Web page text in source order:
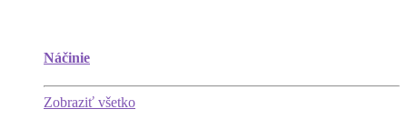
Náčinie
Zobraziť všetko